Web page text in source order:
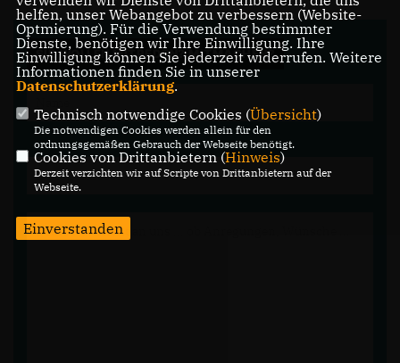
SIE WOLLEN MITREDEN? MITMACHEN?
helfen, unser Webangebot zu verbessern (Website-
Optmierung). Für die Verwendung bestimmter
Dienste, benötigen wir Ihre Einwilligung. Ihre
Einwilligung können Sie jederzeit widerrufen. Weitere
Informationen finden Sie in unserer
Datenschutzerklärung.
Technisch notwendige Cookies (Übersicht)
Die notwendigen Cookies werden allein für den
ordnungsgemäßen Gebrauch der Webseite benötigt.
Cookies von Drittanbietern (Hinweis)
Derzeit verzichten wir auf Scripte von Drittanbietern auf der
Webseite.
Einverstanden